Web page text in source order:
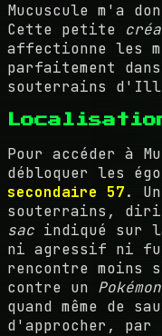
Mucuscule m'a
Cette petite
affectionne les
parfaitement
souterrains
Pour accéder à
débloquer les
secondaire 57.
souterrains,
sac indiqué sur
ni agressif ni
rencontre moins
contre un
quand même de
d'approcher, par